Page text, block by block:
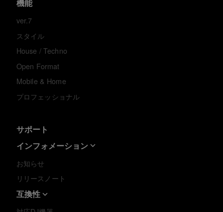
機能
ver.7
スタイル
House / Techno
Open Format
Mobile & Home
プロフェッショナル
サポート
インフォメーション
お知らせ
リリースノート
互換性